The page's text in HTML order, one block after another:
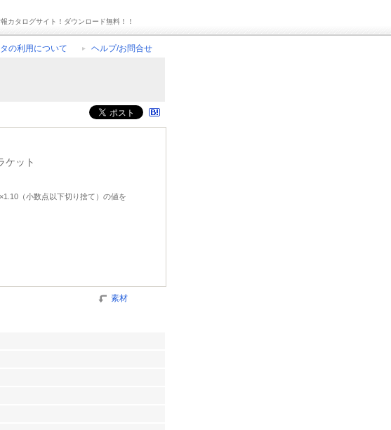
カタログサイト！ダウンロード無料！！
の利用について ヘルプ/お問合せ
ケット
（小数点以下切り捨て）の値を
素材